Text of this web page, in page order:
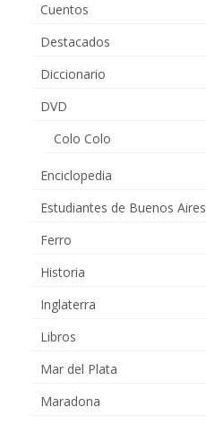
Cuentos
Destacados
Diccionario
DVD
Colo Colo
Enciclopedia
Estudiantes de Buenos Aires
Ferro
Historia
Inglaterra
Libros
Mar del Plata
Maradona